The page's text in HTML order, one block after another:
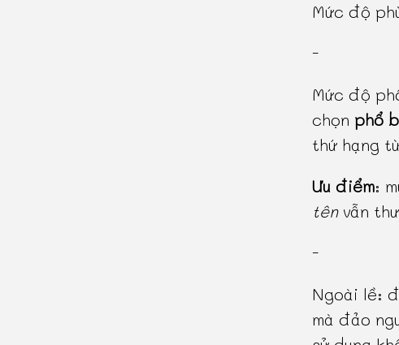
Mức độ
-
Mức độ
chọn phổ
thứ hạng
Ưu điểm:
tênvẫn
-
Ngoài lề:
mà đảo